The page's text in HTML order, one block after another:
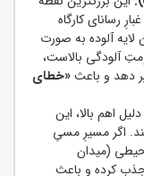
رسانای کارگاه
آلوده به صورت
آلودگی بالاست،
«خطای
اهم بالا، این
اگر مسیرِ مسیِ
(میدان
کرده و باعث